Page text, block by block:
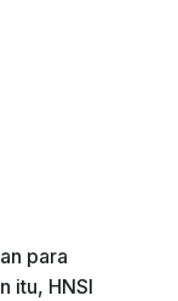
para
itu, HNSI